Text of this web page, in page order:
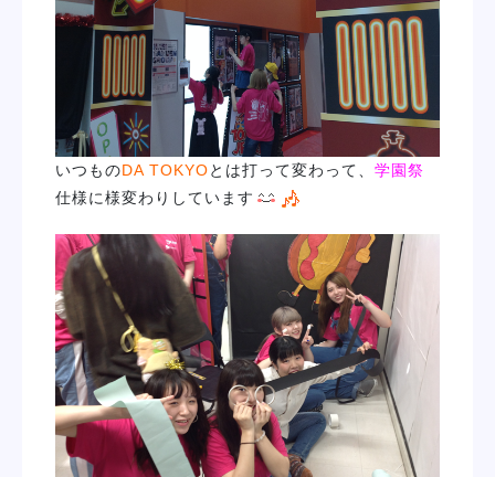
いつものDA TOKYOとは打って変わって、 学園祭
仕様に様変わりしています
学科・専攻
教育システム
就職・デビュー
スクールライフ
訪問者別